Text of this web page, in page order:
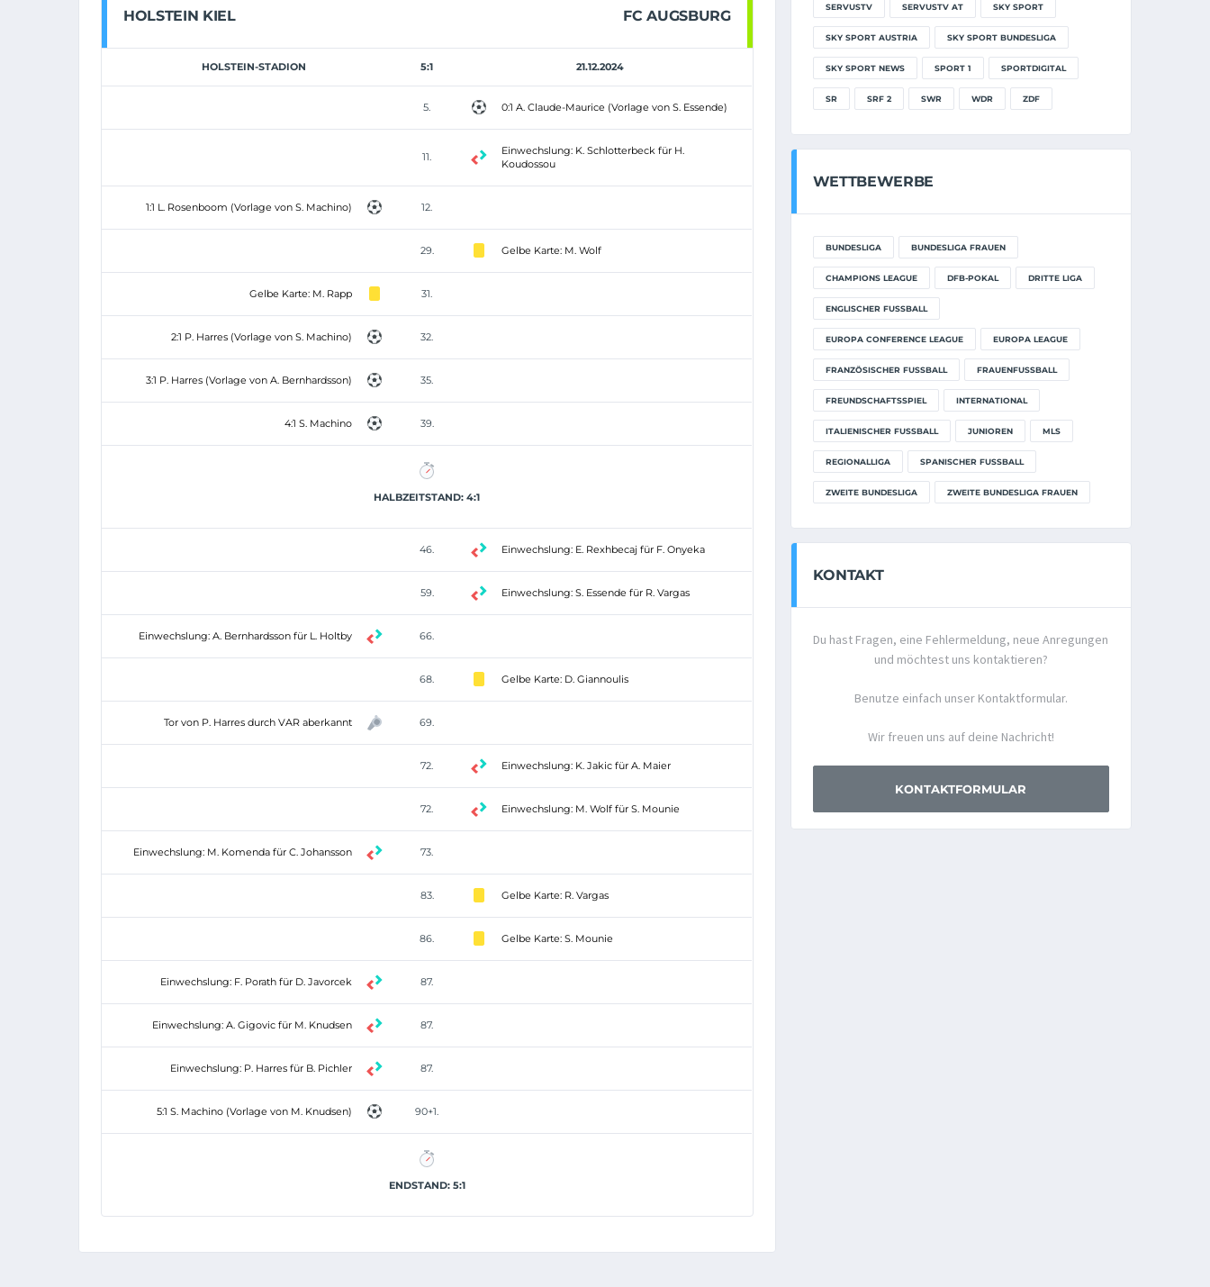
HOLSTEIN KIEL FC AUGSBURG
HOLSTEIN-STADION 5:1 21.12.2024
5. 0:1 A. Claude-Maurice (Vorlage von S. Essende)
11.
Einwechslung: K. Schlotterbeck für H.
Koudossou
1:1 L. Rosenboom (Vorlage von S. Machino) 12.
29. Gelbe Karte: M. Wolf
Gelbe Karte: M. Rapp 31.
2:1 P. Harres (Vorlage von S. Machino) 32.
3:1 P. Harres (Vorlage von A. Bernhardsson) 35.
4:1 S. Machino 39.
HALBZEITSTAND: 4:1
46. Einwechslung: E. Rexhbecaj für F. Onyeka
59. Einwechslung: S. Essende für R. Vargas
Einwechslung: A. Bernhardsson für L. Holtby 66.
68. Gelbe Karte: D. Giannoulis
Tor von P. Harres durch VAR aberkannt 69.
72. Einwechslung: K. Jakic für A. Maier
72. Einwechslung: M. Wolf für S. Mounie
Einwechslung: M. Komenda für C. Johansson 73.
83. Gelbe Karte: R. Vargas
86. Gelbe Karte: S. Mounie
Einwechslung: F. Porath für D. Javorcek 87.
Einwechslung: A. Gigovic für M. Knudsen 87.
Einwechslung: P. Harres für B. Pichler 87.
5:1 S. Machino (Vorlage von M. Knudsen) 90+1.
ENDSTAND: 5:1
SERVUSTV SERVUSTV AT SKY SPORT
SKY SPORT AUSTRIA SKY SPORT BUNDESLIGA
SKY SPORT NEWS SPORT 1 SPORTDIGITAL
SR SRF 2 SWR WDR ZDF
WETTBEWERBE
BUNDESLIGA BUNDESLIGA FRAUEN
CHAMPIONS LEAGUE DFB-POKAL DRITTE LIGA
ENGLISCHER FUSSBALL
EUROPA CONFERENCE LEAGUE EUROPA LEAGUE
FRANZÖSISCHER FUSSBALL FRAUENFUSSBALL
FREUNDSCHAFTSSPIEL INTERNATIONAL
ITALIENISCHER FUSSBALL JUNIOREN MLS
REGIONALLIGA SPANISCHER FUSSBALL
ZWEITE BUNDESLIGA ZWEITE BUNDESLIGA FRAUEN
KONTAKT
Du hast Fragen, eine Fehlermeldung, neue Anregungen
und möchtest uns kontaktieren?
Benutze einfach unser Kontaktformular.
Wir freuen uns auf deine Nachricht!
KONTAKTFORMULAR